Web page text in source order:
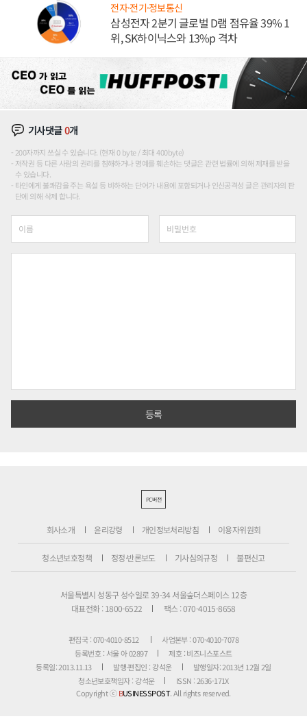
전자·전기·정보통신
삼성전자 2분기 글로벌 D램 점유율 39% 1
위, SK하이닉스와 13%p 격차
기사댓글0개
200자까지 쓰실 수 있습니다. (현재 0 byte / 최대 400byte)
저작권 등 다른 사람의 권리를 침해하거나 명예를 훼손하는 댓글은 관련 법률에 의해 제재를 받을
수 있습니다.
타인에게 불쾌감을 주는 욕설 등 비하하는 단어가 내용에 포함되거나 인신공격성 글은 관리자의 판
단에 의해 삭제 합니다.
PC버전
회사소개 윤리강령 개인정보처리방침 이용자위원회
청소년보호정책 정정·반론보도 기사심의규정 불편신고
서울특별시 성동구 성수일로 39-34 서울숲더스페이스 12층
대표전화 : 1800-6522
팩스 : 070-4015-8658
편집국 : 070-4010-8512
사업본부 : 070-4010-7078
등록번호 : 서울 아 02897
제호 : 비즈니스포스트
등록일: 2013.11.13
발행·편집인 : 강석운
발행일자: 2013년 12월 2일
청소년보호책임자 : 강석운
ISSN : 2636-171X
Copyright ⓒBUSINESSPOST. All rights reserved.